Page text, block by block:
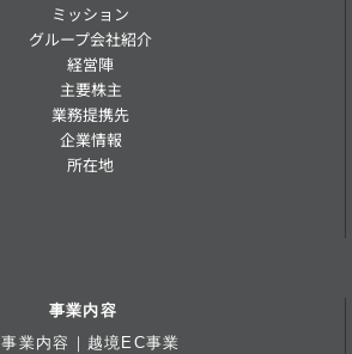
ミッション
グループ会社紹介
経営陣
主要株主
業務提携先
企業情報
所在地
事業内容
事業内容｜越境EC事業